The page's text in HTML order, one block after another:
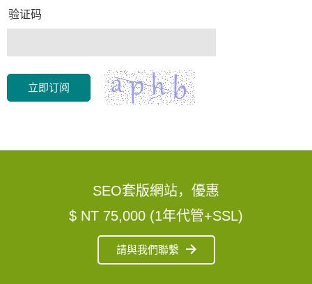
验证码
立即订阅
SEO套版網站，優惠
$ NT 75,000 (1年代管+SSL)
請與我們聯繫